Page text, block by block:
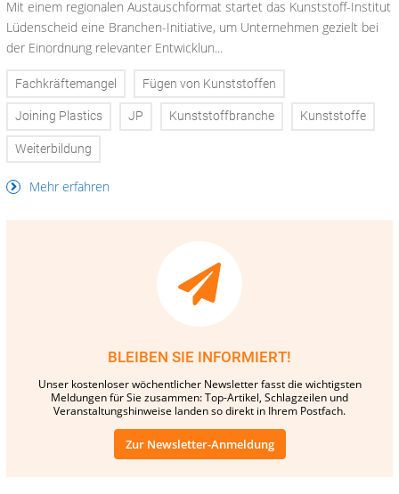
Mit einem regionalen Austauschformat startet das Kunststoff-Institut
Lüdenscheid eine Branchen-Initiative, um Unternehmen gezielt bei
der Einordnung relevanter Entwicklun...
Fachkräftemangel Fügen von Kunststoffen
Joining Plastics JP Kunststoffbranche Kunststoffe
Weiterbildung
Mehr erfahren
BLEIBEN SIE INFORMIERT!
Unser kostenloser wöchentlicher Newsletter fasst die wichtigsten
Meldungen für Sie zusammen: Top-Artikel, Schlagzeilen und
Veranstaltungshinweise landen so direkt in Ihrem Postfach.
Zur Newsletter-Anmeldung